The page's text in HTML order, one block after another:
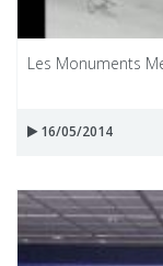
Les Monuments
16/05/2014